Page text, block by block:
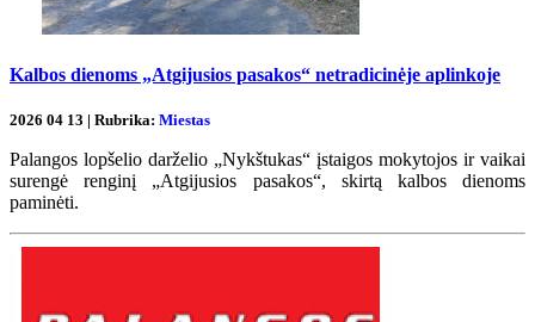
Kalbos dienoms „Atgijusios pasakos“ netradicinėje aplinkoje
2026 04 13 | Rubrika: Miestas
Palangos lopšelio darželio „Nykštukas“ įstaigos mokytojos ir vaikai
surengė renginį „Atgijusios pasakos“, skirtą kalbos dienoms
paminėti.